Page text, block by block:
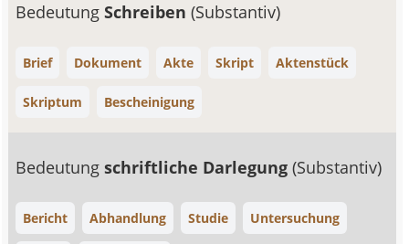
BedeutungSchreiben(Substantiv)
Brief Dokument Akte Skript Aktenstück
Skriptum Bescheinigung
Bedeutungschriftliche Darlegung(Substantiv)
Bericht Abhandlung Studie Untersuchung